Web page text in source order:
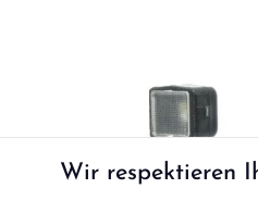
Wir respektieren